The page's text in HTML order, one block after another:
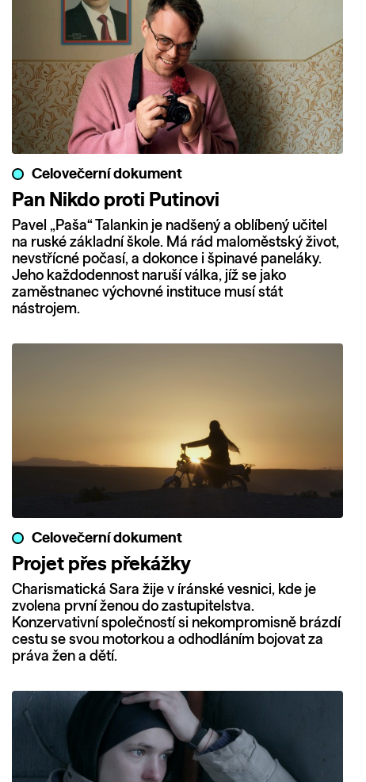
Celovečerní dokument
Pan Nikdo proti Putinovi
Pavel „Paša“ Talankin je nadšený a oblíbený učitel
na ruské základní škole. Má rád maloměstský život,
nevstřícné počasí, a dokonce i špinavé paneláky.
Jeho každodennost naruší válka, jíž se jako
zaměstnanec výchovné instituce musí stát
nástrojem.
Celovečerní dokument
Projet přes překážky
Charismatická Sara žije v íránské vesnici, kde je
zvolena první ženou do zastupitelstva.
Konzervativní společností si nekompromisně brázdí
cestu se svou motorkou a odhodláním bojovat za
práva žen a dětí.